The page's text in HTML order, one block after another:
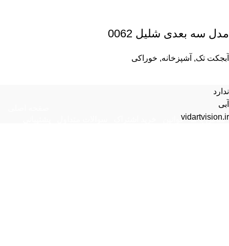
مدل سه بعدی شلیل 0062
آبجکت تک, آشپزخانه, خوراکی
ندارد
آبی
vidartvision.ir
تماس با ما
قوانین